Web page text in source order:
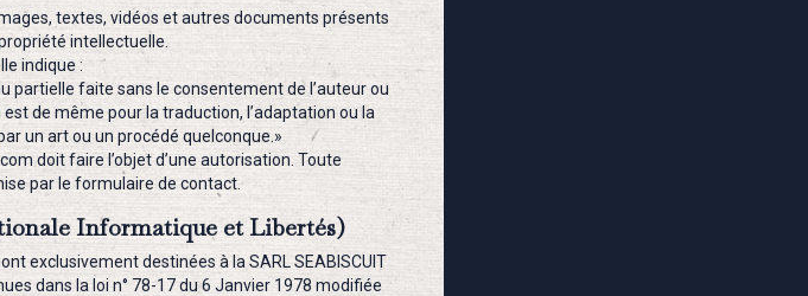
textes, vidéos et autres documents présents
intellectuelle.
indique :
partielle faite sans le consentement de l’auteur ou
de même pour la traduction, l’adaptation ou la
un art ou un procédé quelconque.»
doit faire l’objet d’une autorisation. Toute
par le formulaire de contact.
Informatique et Libertés)
exclusivement destinées à la SARL SEABISCUIT
dans la loi n° 78-17 du 6 Janvier 1978 modifiée